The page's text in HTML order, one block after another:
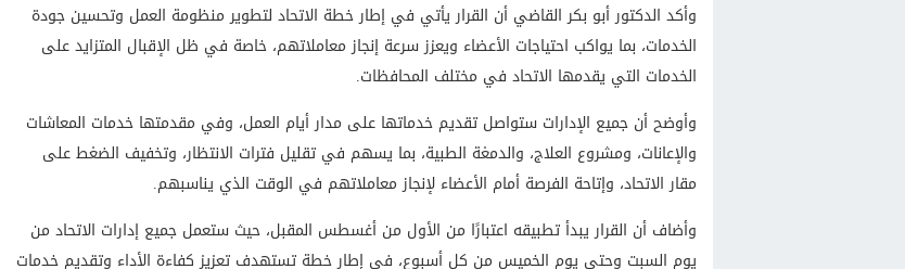
وأكد الدكتور أبو بكر القاضي أن القرار يأتي في إطار خطة الاتحاد لتطوير منظومة العمل وتحسين جودة
الخدمات، بما يواكب احتياجات الأعضاء ويعزز سرعة إنجاز معاملاتهم، خاصة في ظل الإقبال المتزايد على
الخدمات التي يقدمها الاتحاد في مختلف المحافظات.
وأوضح أن جميع الإدارات ستواصل تقديم خدماتها على مدار أيام العمل، وفي مقدمتها خدمات المعاشات
والإعانات، ومشروع العلاج، والدمغة الطبية، بما يسهم في تقليل فترات الانتظار، وتخفيف الضغط على
مقار الاتحاد، وإتاحة الفرصة أمام الأعضاء لإنجاز معاملاتهم في الوقت الذي يناسبهم.
وأضاف أن القرار يبدأ تطبيقه اعتبارًا من الأول من أغسطس المقبل، حيث ستعمل جميع إدارات الاتحاد من
يوم السبت وحتى يوم الخميس من كل أسبوع، في إطار خطة تستهدف تعزيز كفاءة الأداء وتقديم خدمات